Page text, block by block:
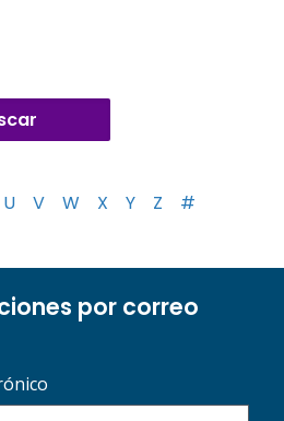
U V W X Y Z #
por correo